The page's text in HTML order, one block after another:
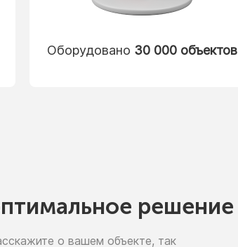
Оборудовано 30 000 объектов
решение
о вашем объекте, так